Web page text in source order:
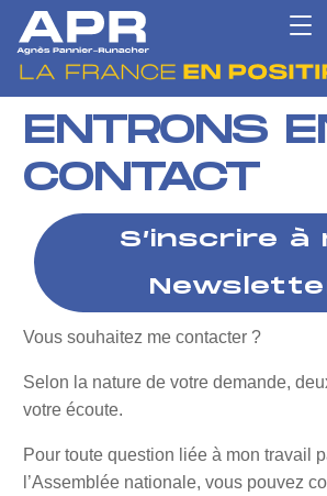
ENTRONS
CONTACT
S’inscrire à
Vous souhaitez me contacter ?
Selon la nature de votre demande,
votre écoute.
Pour toute question liée à mon travail
l’Assemblée nationale, vous pouvez